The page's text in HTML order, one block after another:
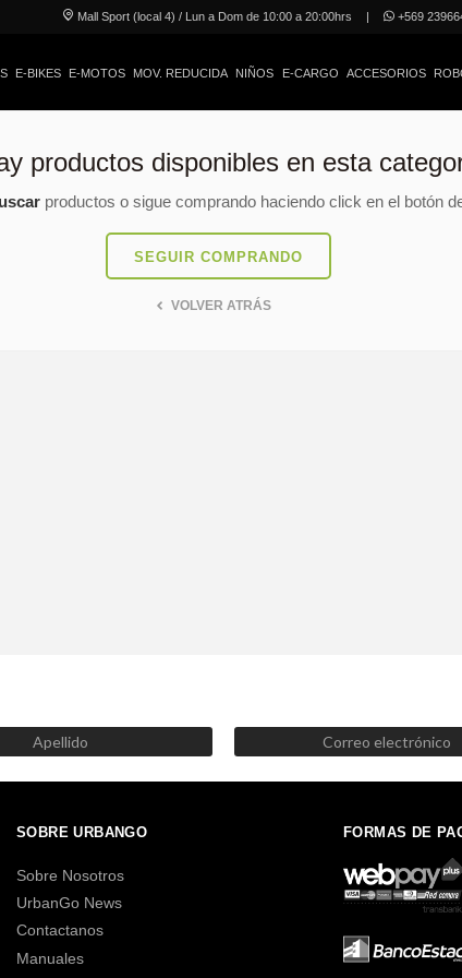
Mall Sport (local 4) / Lun a Dom de 10:00 a 20:00hrs | +569
E-BIKES E-MOTOS MOV. REDUCIDA NIÑOS E-CARGO ACCESORIOS
productos disponibles en esta
productos o sigue comprando haciendo click en el botón
SEGUIR COMPRANDO
VOLVER ATRÁS
SOBRE URBANGO
Sobre Nosotros
UrbanGo News
Contactanos
Manuales
FORMAS DE